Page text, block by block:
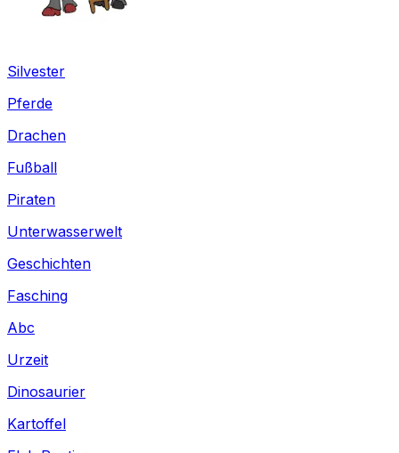
Silvester
Pferde
Drachen
Fußball
Piraten
Unterwasserwelt
Geschichten
Fasching
Abc
Urzeit
Dinosaurier
Kartoffel